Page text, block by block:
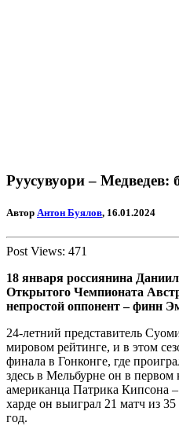
Руусувуори – Медведев:
Автор Антон Буялов, 16.01.2024
Post Views: 471
18 января россиянина
Открытого Чемпионата
непростой оппонент – финн
24-летний представитель
мировом рейтинге, и в этом
финала в Гонконге, где
здесь в Мельбурне он в первом
американца Патрика Кипсона
харде он выиграл 21 матч из
год.